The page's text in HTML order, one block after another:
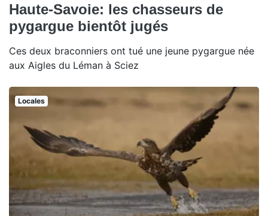
Haute-Savoie: les chasseurs de
pygargue bientôt jugés
Ces deux braconniers ont tué une jeune pygargue née
aux Aigles du Léman à Sciez
Locales